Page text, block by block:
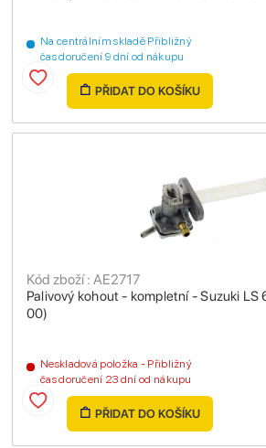
Na centrálním skladě Přibližný
čas doručení 9 dní od nákupu
PŘIDAT DO KOŠÍKU
Palivový kohout - kompletní - Suzuki
00)
Kód zboží : AE2717
Neskladová položka - Přibližný
čas doručení 23 dní od nákupu
PŘIDAT DO KOŠÍKU